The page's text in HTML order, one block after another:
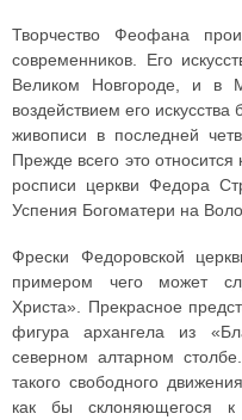
Творчество Феофана
современников. Его
Великом Новгороде, и в
воздействием его
живописи в последней
Прежде всего это
росписи церкви Федора
Успения Богоматери на
Фрески Федоровской
примером чего может
Христа». Прекрасное
фигура архангела из
северном алтарном
такого свободного
как бы склоняющегося